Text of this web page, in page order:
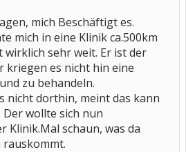
mich Beschäftigt es.
mich in eine Klinik ca.500km
wirklich sehr weit. Er ist der
kriegen es nicht hin eine
zu behandeln.
nicht dorthin, meint das kann
wollte sich nun
Klinik.Mal schaun, was da
rauskommt.